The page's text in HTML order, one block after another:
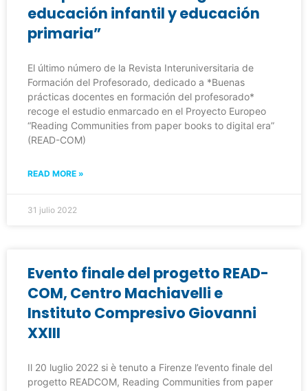
educación infantil y educación
primaria”
El último número de la Revista Interuniversitaria de
Formación del Profesorado, dedicado a *Buenas
prácticas docentes en formación del profesorado*
recoge el estudio enmarcado en el Proyecto Europeo
“Reading Communities from paper books to digital era”
(READ-COM)
READ MORE »
31 julio 2022
Evento finale del progetto READ-
COM, Centro Machiavelli e
Instituto Compresivo Giovanni
XXIII
Il 20 luglio 2022 si è tenuto a Firenze l’evento finale del
progetto READCOM, Reading Communities from paper